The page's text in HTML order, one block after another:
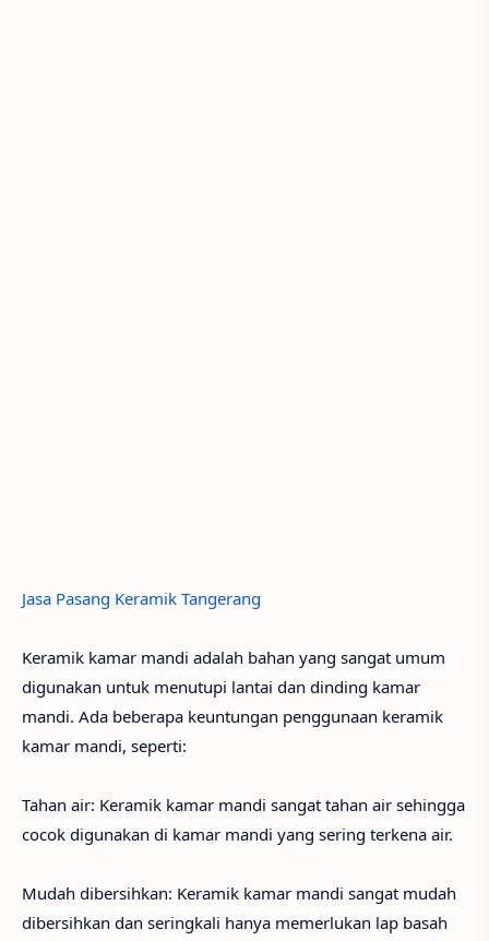
Jasa Pasang Keramik Tangerang
Keramik kamar mandi adalah bahan yang sangat umum
digunakan untuk menutupi lantai dan dinding kamar
mandi. Ada beberapa keuntungan penggunaan keramik
kamar mandi, seperti:
Tahan air: Keramik kamar mandi sangat tahan air sehingga
cocok digunakan di kamar mandi yang sering terkena air.
Mudah dibersihkan: Keramik kamar mandi sangat mudah
dibersihkan dan seringkali hanya memerlukan lap basah